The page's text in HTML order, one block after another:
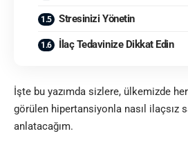
Stresinizi Yönetin
İlaç Tedavinize Dikkat Edin
İşte bu yazımda sizlere, ülkemizde
görülen hipertansiyonla nasıl ilaçsız
anlatacağım.